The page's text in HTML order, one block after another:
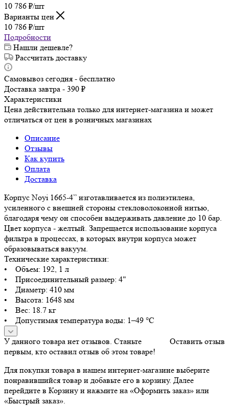
10 786 ₽/шт
Варианты цен
10 786 ₽/шт
Подробности
Нашли дешевле?
Рассчитать доставку
Самовывоз сегодня - бесплатно
Доставка завтра - 390 ₽
Характеристики
Цена действительна только для интернет-магазина и может
отличаться от цен в розничных магазинах
Описание
Отзывы
Как купить
Оплата
Доставка
Корпус Noyi 1665-4” изготавливается из полиэтилена,
усиленного с внешней стороны стекловолоконной нитью,
благодаря чему он способен выдерживать давление до 10 бар.
Цвет корпуса - желтый. Запрещается использование корпуса
фильтра в процессах, в которых внутри корпуса может
образовываться вакуум.
Технические характеристики:
• Объем: 192, 1 л
• Присоединительный размер: 4"
• Диаметр: 410 мм
• Высота: 1648 мм
• Вес: 18.7 кг
• Допустимая температура воды: 1–49 °С
Оставить отзыв
У данного товара нет отзывов. Станьте
первым, кто оставил отзыв об этом товаре!
Для покупки товара в нашем интернет-магазине выберите
понравившийся товар и добавьте его в корзину. Далее
перейдите в Корзину и нажмите на «Оформить заказ» или
«Быстрый заказ».